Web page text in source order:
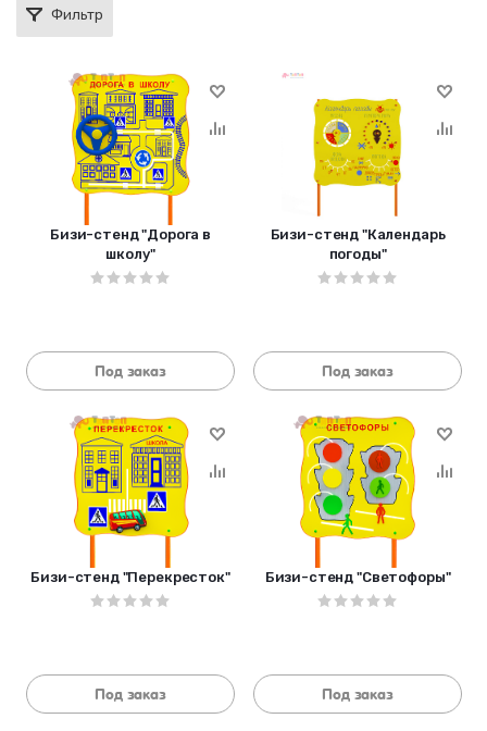
Фильтр
Бизи-стенд "Дорога в
школу"
Под заказ
Бизи-стенд "Календарь
погоды"
Под заказ
Бизи-стенд "Перекресток"
Под заказ
Бизи-стенд "Светофоры"
Под заказ